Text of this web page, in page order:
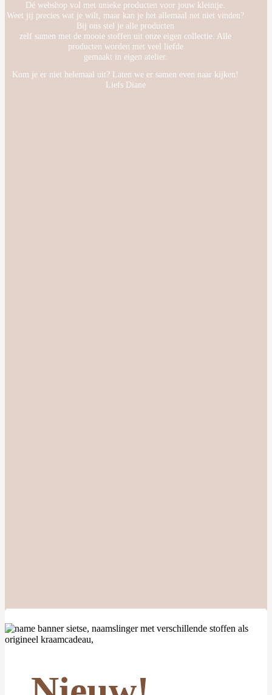
Dé webshop vol met unieke producten voor jouw kleintje.
Weet jij precies wat je wilt, maar kan je het allemaal net niet vinden?
Bij ons stel je alle producten
zelf samen met de mooie stoffen uit onze eigen collectie. Alle
producten worden met veel liefde
gemaakt in eigen atelier.
Kom je er niet helemaal uit? Laten we er samen even naar kijken!
Liefs Diane